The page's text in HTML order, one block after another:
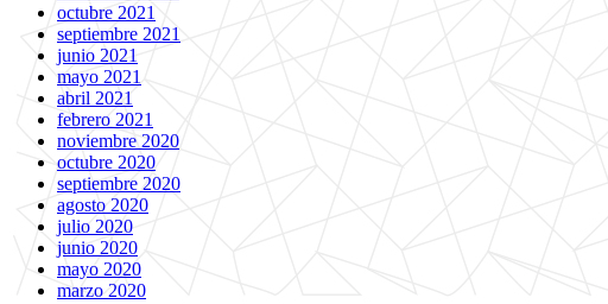
octubre 2021
septiembre 2021
junio 2021
mayo 2021
abril 2021
febrero 2021
noviembre 2020
octubre 2020
septiembre 2020
agosto 2020
julio 2020
junio 2020
mayo 2020
marzo 2020